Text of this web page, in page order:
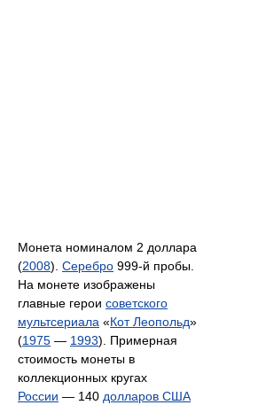
Монета номиналом 2 доллара
(2008). Серебро 999-й пробы.
На монете изображены
главные герои советского
мультсериала «Кот Леопольд»
(1975 — 1993). Примерная
стоимость монеты в
коллекционных кругах
России — 140 долларов США